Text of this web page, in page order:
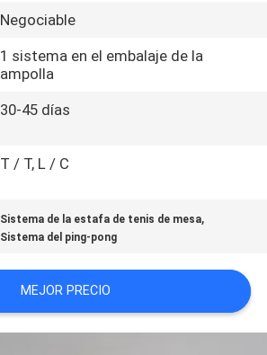
Negociable
1 sistema en el embalaje de la
ampolla
30-45 días
T / T, L / C
Sistema de la estafa de tenis de mesa,
Sistema del ping-pong
MEJOR PRECIO